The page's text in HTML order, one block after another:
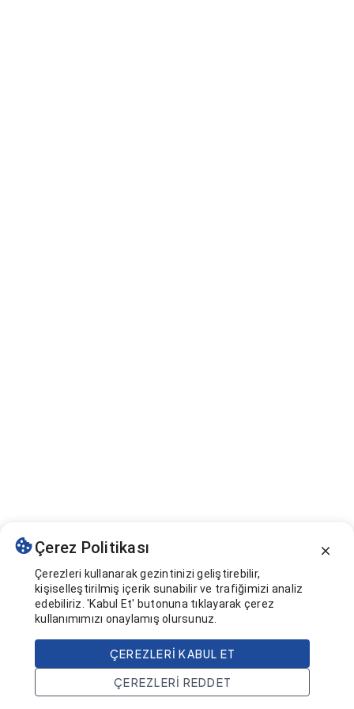
Çerez Politikası
Çerezleri kullanarak gezintinizi geliştirebilir,
kişiselleştirilmiş içerik sunabilir ve trafiğimizi analiz
edebiliriz. 'Kabul Et' butonuna tıklayarak çerez
kullanımımızı onaylamış olursunuz.
ÇEREZLERI KABUL ET
ÇEREZLERI REDDET